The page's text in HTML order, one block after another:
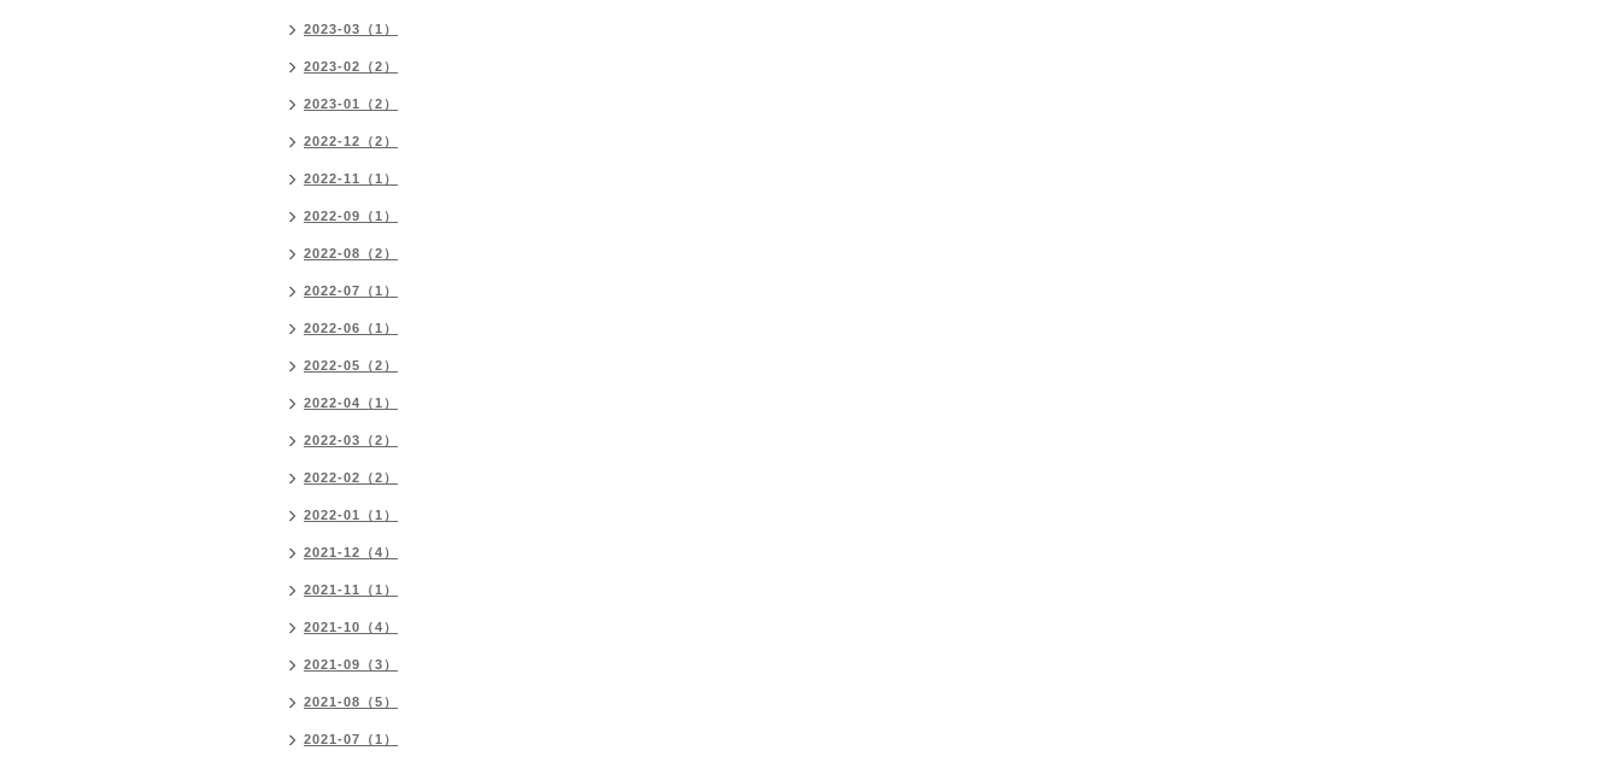
2023-03（1）
2023-02（2）
2023-01（2）
2022-12（2）
2022-11（1）
2022-09（1）
2022-08（2）
2022-07（1）
2022-06（1）
2022-05（2）
2022-04（1）
2022-03（2）
2022-02（2）
2022-01（1）
2021-12（4）
2021-11（1）
2021-10（4）
2021-09（3）
2021-08（5）
2021-07（1）